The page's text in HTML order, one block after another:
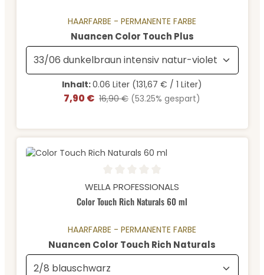
HAARFARBE - PERMANENTE FARBE
Nuancen Color Touch Plusauswählen
Inhalt:0.06 Liter (131,67 € / 1 Liter)
Verkaufspreis:
7,90 € Regulärer Preis:
16,90 € (53.25% gespart)
Durchschnittliche Bewertung von 0 von 5 Sternen
WELLA PROFESSIONALS
Color Touch Rich Naturals 60 ml
HAARFARBE - PERMANENTE FARBE
Nuancen Color Touch Rich Naturals